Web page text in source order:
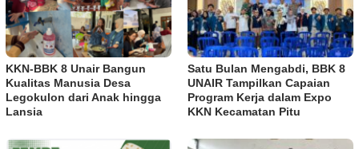
KKN-BBK 8 Unair Bangun
Kualitas Manusia Desa
Legokulon dari Anak hingga
Lansia
Satu Bulan Mengabdi, BBK 8
UNAIR Tampilkan Capaian
Program Kerja dalam Expo
KKN Kecamatan Pitu